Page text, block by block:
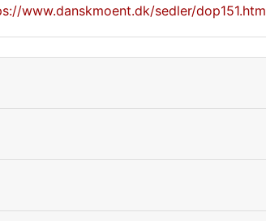
www.danskmoent.dk/sedler/dop151.htm